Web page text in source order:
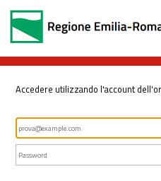
Accedere utilizzando l'account